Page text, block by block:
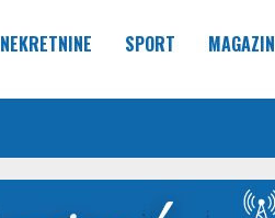
NEKRETNINE SPORT MAGAZIN